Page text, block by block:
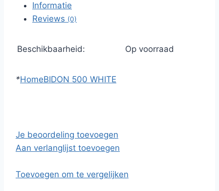
Informatie
Reviews (0)
Beschikbaarheid: Op voorraad
*HomeBIDON 500 WHITE
Je beoordeling toevoegen
Aan verlanglijst toevoegen
Toevoegen om te vergelijken